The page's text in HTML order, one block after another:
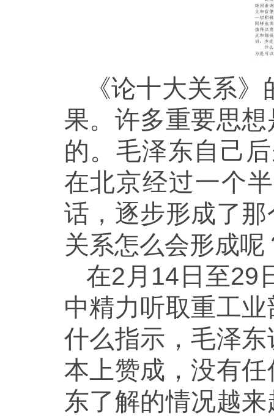
《论十大关系
果。许多重要思
的。毛泽东自己
在北京经过一个
话，逐步形成了
关系怎么会形成呢
在2月14日至29
中精力听取重工
什么指示，毛泽
本上赞成，没有
东了解的情况越